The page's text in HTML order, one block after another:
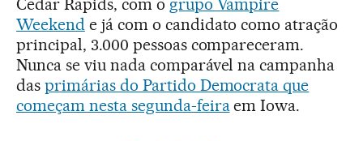
Cedar Rapids, com o grupo Vampire
Weekende já com o candidato como atração
principal, 3.000 pessoas compareceram.
Nunca se viu nada comparável na campanha
das primárias do Partido Democrata que
começam nesta segunda-feiraem Iowa.